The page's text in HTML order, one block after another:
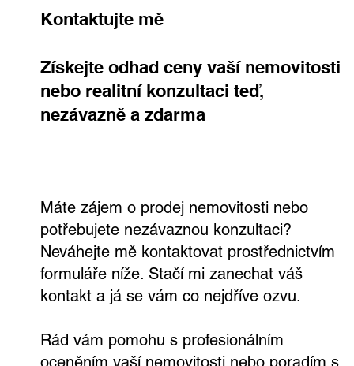
Kontaktujte mě
Získejte odhad ceny vaší nemovitosti
Máte zájem o prodej nemovitosti nebo
potřebujete nezávaznou konzultaci?
Neváhejte mě kontaktovat prostřednictvím
kontakt a já se vám co nejdříve ozvu.